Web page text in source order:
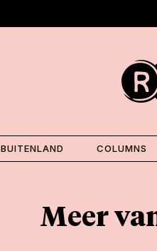
BUITENLAND COLUMNS
Meer